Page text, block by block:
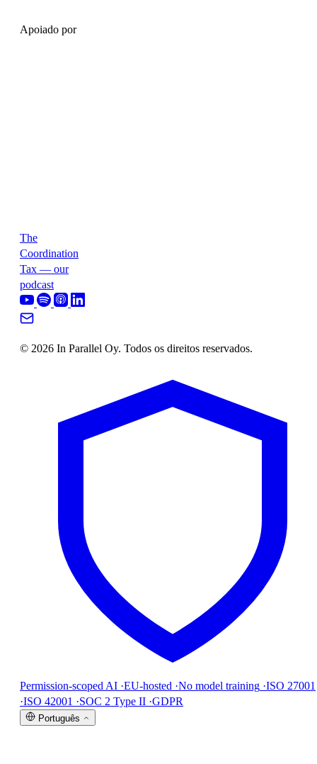
Apoiado por
The
Coordination
Tax — our
podcast
© 2026 In Parallel Oy. Todos os direitos reservados.
Permission-scoped AI ·EU-hosted ·No model training ·ISO 27001
·ISO 42001 ·SOC 2 Type II ·GDPR
Português